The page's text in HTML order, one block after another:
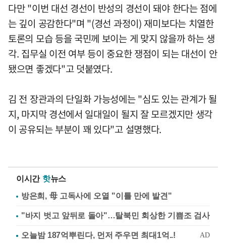
다만 "이번 대선 경선이 반성의 경선이 돼야 한다는 점에
는 깊이 공감한다"며 "(경선 과정이) 재미보다는 치열한
토론의 모습 등을 국민께 보이는 게 맞지 않을까 하는 생
각. 집무실 이전 여부 등이 중요한 쟁점이 되는 대선이 안
됐으면 좋겠다"고 덧붙였다.
김 전 장관과의 단일화 가능성에는 "심도 있는 관계가 될
지, 마지막 경선에서 일대일이 될지 잘 모르겠지만 생각
이 공유되는 부분이 꽤 있다"고 설명했다.
이시간 핫뉴스
방은희, 母 고독사에 오열 "이틀 만에 발견"
"바지 벗고 앞뒤로 돌아"…탈북민 회상한 기쁨조 검사